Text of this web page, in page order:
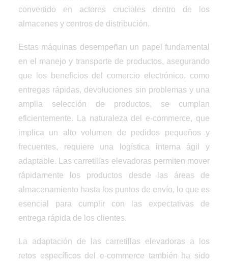
convertido en actores cruciales dentro de los
almacenes y centros de distribución.
Estas máquinas desempeñan un papel fundamental
en el manejo y transporte de productos, asegurando
que los beneficios del comercio electrónico, como
entregas rápidas, devoluciones sin problemas y una
amplia selección de productos, se cumplan
eficientemente. La naturaleza del e-commerce, que
implica un alto volumen de pedidos pequeños y
frecuentes, requiere una logística interna ágil y
adaptable. Las carretillas elevadoras permiten mover
rápidamente los productos desde las áreas de
almacenamiento hasta los puntos de envío, lo que es
esencial para cumplir con las expectativas de
entrega rápida de los clientes.
La adaptación de las carretillas elevadoras a los
retos específicos del e-commerce también ha sido